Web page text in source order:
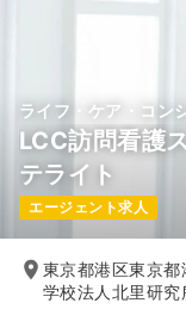
ライフ・ケア・コン
LCC訪問看護
テライト
エージェント求人
東京都港区東京
学校法人北里研